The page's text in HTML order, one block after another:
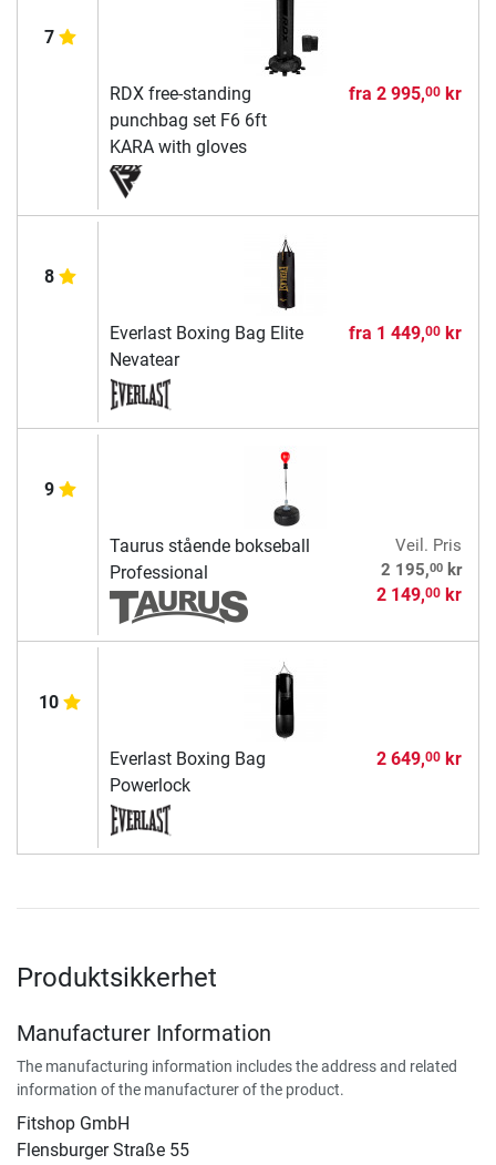
7
RDX free-standing
punchbag set F6 6ft
KARA with gloves
fra 2 995,00kr
8
Everlast Boxing Bag Elite
Nevatear
fra 1 449,00kr
9
Taurus stående bokseball
Professional
Veil. Pris
2 195,00kr
2 149,00kr
10
Everlast Boxing Bag
Powerlock
2 649,00kr
Produktsikkerhet
Manufacturer Information
The manufacturing information includes the address and related
information of the manufacturer of the product.
Fitshop GmbH
Flensburger Straße 55